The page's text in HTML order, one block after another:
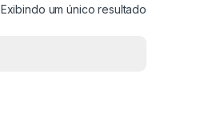
Exibindo um único resultado